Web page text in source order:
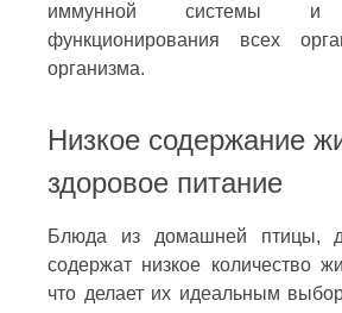
иммунной системы и
функционирования всех
организма.
Низкое содержание
здоровое питание
Блюда из домашней птицы,
содержат низкое количество
что делает их идеальным